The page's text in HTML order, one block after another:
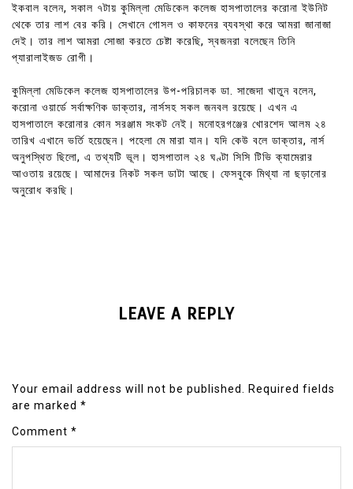
ইকবাল বলেন, সকাল ৭টায় কুমিল্লা মেডিকেল কলেজ হাসপাতালের করোনা ইউনিট
থেকে তার লাশ বের করি। সেখানে গোসল ও কাফনের ব্যবস্থা করে আমরা জানাজা
দেই। তার লাশ আমরা সোজা করতে চেষ্টা করেছি, স্বজনরা বলেছেন তিনি
প্যারালাইজড রোগী।
কুমিল্লা মেডিকেল কলেজ হাসপাতালের উপ-পরিচালক ডা. সাজেদা খাতুন বলেন,
করোনা ওয়ার্ডে সর্বাক্ষণিক ডাক্তার, নার্সসহ সকল জনবল রয়েছে। এখন এ
হাসপাতালে করোনার কোন সরঞ্জাম সংকট নেই। মনোহরগঞ্জের খোরশেদ আলম ২৪
তারিখ এখানে ভর্তি হয়েছেন। পহেলা মে মারা যান। যদি কেউ বলে ডাক্তার, নার্স
অনুপস্থিত ছিলো, এ তথ্যটি ভূল। হাসপাতাল ২৪ ঘণ্টা সিসি টিভি ক্যামেরার
আওতায় রয়েছে। আমাদের নিকট সকল ডাটা আছে। ফেসবুকে মিথ্যা না ছড়ানোর
অনুরোধ করছি।
LEAVE A REPLY
Your email address will not be published.
Required fields
are marked *
Comment *